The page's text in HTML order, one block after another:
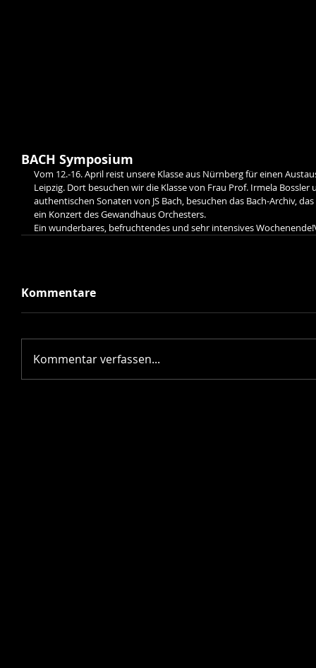
BACH Symposium
Vom 12.-16. April reist unsere Klasse aus Nürnberg für einen
Leipzig. Dort besuchen wir die Klasse von Frau Prof. Irmela
authentischen Sonaten von JS Bach, besuchen das Bach-Archiv,
ein Konzert des Gewandhaus Orchesters.
Ein wunderbares, befruchtendes und sehr intensives
Kommentare
Kommentar verfassen...